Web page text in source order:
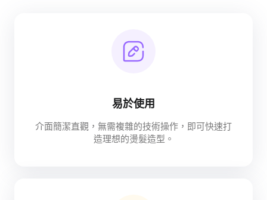
易於使用
介面簡潔直觀，無需複雜的技術操作，即可快速打
造理想的燙髮造型。